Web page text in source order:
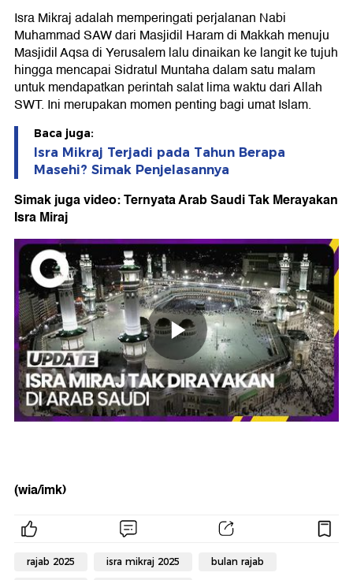
Isra Mikraj adalah memperingati perjalanan Nabi
Muhammad SAW dari Masjidil Haram di Makkah menuju
Masjidil Aqsa di Yerusalem lalu dinaikan ke langit ke tujuh
hingga mencapai Sidratul Muntaha dalam satu malam
untuk mendapatkan perintah salat lima waktu dari Allah
SWT. Ini merupakan momen penting bagi umat Islam.
Baca juga:
Isra Mikraj Terjadi pada Tahun Berapa
Masehi? Simak Penjelasannya
Simak juga video: Ternyata Arab Saudi Tak Merayakan
Isra Miraj
(wia/imk)
rajab 2025 isra mikraj 2025 bulan rajab